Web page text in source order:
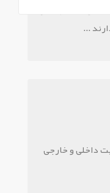
و قیمت بسیار
...
داخلی و خارجی